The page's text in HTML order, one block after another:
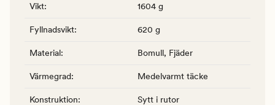
Vikt: 1604 g
Fyllnadsvikt: 620 g
Material: Bomull, Fjäder
Värmegrad: Medelvarmt täcke
Konstruktion: Sytt i rutor